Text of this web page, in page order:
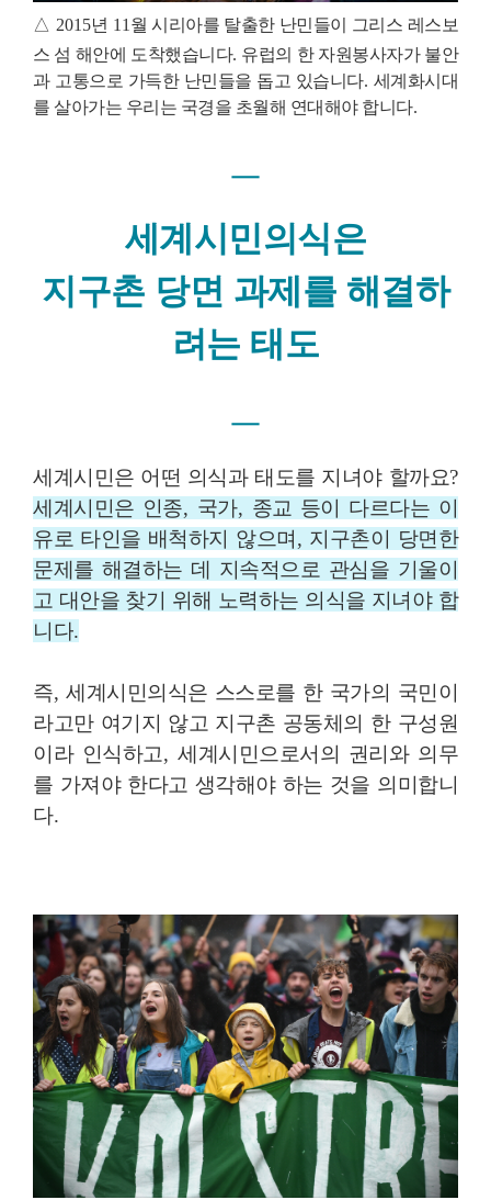
△ 2015년 11 월 시리아를 탈출한 난민들이 그리스 레스보
스 섬 해안에 도착했습니다. 유럽의 한 자원봉사자가 불안
과 고통으로 가득한 난민들을 돕고 있습니다. 세계화시대
를 살아가는 우리는 국경을 초월해 연대해야 합니다.
ㅡ
세계시민의식은
지구촌 당면 과제를 해결하
려는 태도
ㅡ
세계시민은 어떤 의식과 태도를 지녀야 할까요?
세계시민은 인종, 국가, 종교 등이 다르다는 이
유로 타인을 배척하지 않으며 , 지구촌이 당면한
문제를 해결하는 데 지속적으로 관심을 기울이
고 대안을 찾기 위해 노력하는 의식을 지녀야 합
니다.
즉,세계시민의식은 스스로를 한 국가의 국민이
라고만 여기지 않고 지구촌 공동체의 한 구성원
이라 인식하고, 세계시민으로서의 권리와 의무
를 가져야 한다고 생각해야 하는 것을 의미합니
다.